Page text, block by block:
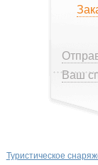
Ваш
Туристическое